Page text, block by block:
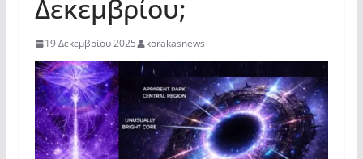
Δεκεμβρίου;
19 Δεκεμβρίου 2025 korakasnews